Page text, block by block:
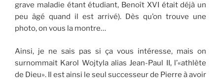
grave maladie étant étudiant, Benoît XVI était déjà un
peu âgé quand il est arrivé). Dès qu’on trouve une
photo, on vous la montre…
Ainsi, je ne sais pas si ça vous intéresse, mais on
surnommait Karol Wojtyla alias Jean-Paul II, l’«athlète
de Dieu». Il est ainsi le seul successeur de Pierre à avoir